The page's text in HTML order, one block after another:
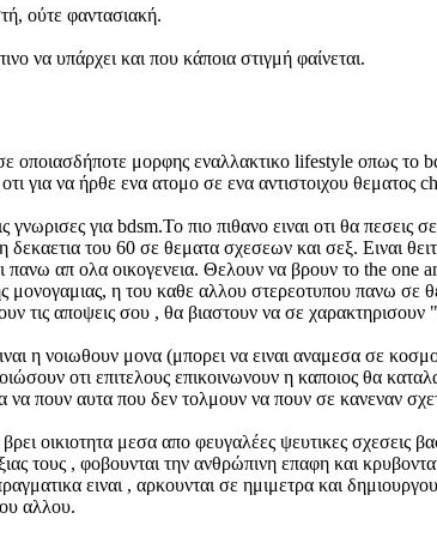
ούτε φαντασιακή.
να υπάρχει και που κάποια στιγμή φαίνεται.
οποιασδήποτε μορφης εναλλακτικο lifestyle οπως το
για να ήρθε ενα ατομο σε ενα αντιστοιχου θεματος
για bdsm.Το πιο πιθανο ειναι οτι θα πεσεις
του 60 σε θεματα σχεσεων και σεξ. Ειναι
πανω απ ολα οικογενεια. Θελουν να βρουν το the one
μονογαμιας, η του καθε αλλου στερεοτυπου πανω σε
τις αποψεις σου , θα βιαστουν να σε
η νοιωθουν μονα (μπορει να ειναι αναμεσα σε
οτι επιτελους επικοινωνουν η καποιος θα
πουν αυτα που δεν τολμουν να πουν σε κανεναν
οικιοτητα μεσα απο φευγαλέες ψευτικες σχεσεις
τους , φοβουνται την ανθρώπινη επαφη και
ειναι , αρκουνται σε ημιμετρα και
αλλου.